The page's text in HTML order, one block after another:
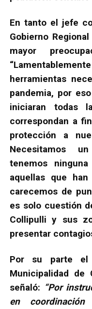
En tanto el jefe
Gobierno
mayor
herramientas
pandemia, por
iniciaran todas
correspondan a
protección a
Necesitamos
tenemos
aquellas que
carecemos de
es solo cuestión
Collipulli y sus
presentar
Por su parte el
Municipalidad de
señaló: “Por
en